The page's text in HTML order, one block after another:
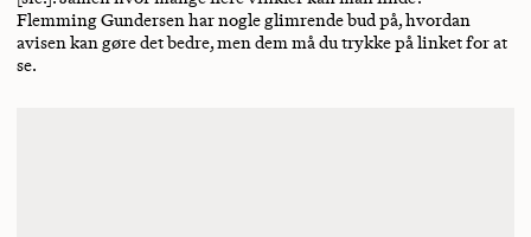
Flemming Gundersen har nogle glimrende bud på, hvordan
avisen kan gøre det bedre, men dem må du trykke på linket for at
se.